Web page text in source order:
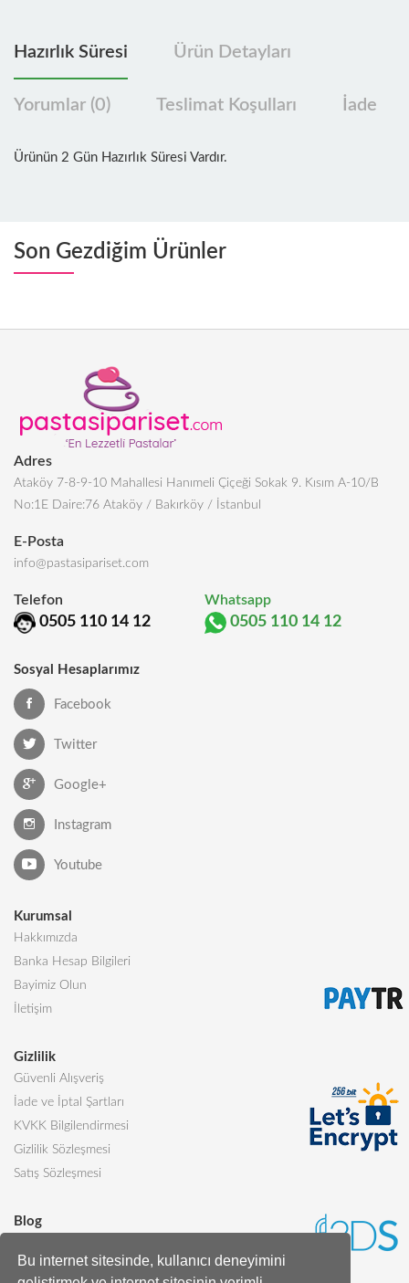
Bu internet sitesinde, kullanıcı deneyimini
Hazırlık Süresi Ürün Detayları
Yorumlar (0) Teslimat Koşulları İade
Ürünün 2 Gün Hazırlık Süresi Vardır.
Son Gezdiğim Ürünler
Adres
Ataköy 7-8-9-10 Mahallesi Hanımeli Çiçeği Sokak 9. Kısım A-10/B
No:1E Daire:76 Ataköy / Bakırköy / İstanbul
E-Posta
info@pastasipariset.com
Telefon
0505 110 14 12
Whatsapp
0505 110 14 12
Sosyal Hesaplarımız
Facebook
Twitter
Google+
Instagram
Youtube
Kurumsal
Hakkımızda
Banka Hesap Bilgileri
Bayimiz Olun
İletişim
Gizlilik
Güvenli Alışveriş
İade ve İptal Şartları
KVKK Bilgilendirmesi
Gizlilik Sözleşmesi
Satış Sözleşmesi
Blog
Butik Pasta Nedir?